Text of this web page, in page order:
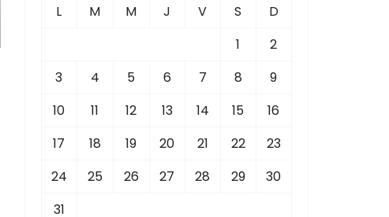
L M M J V S
D
1
2
3
4 5 6 7 8
9
10
11 12 13 14 15
16
17
18 19 20 21 22
23
24
25 26 27 28 29
30
31